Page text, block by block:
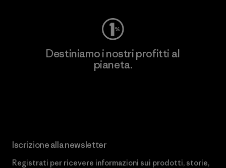
Destiniamo i nostri profitti al
pianeta.
Iscrizione alla newsletter
Registrati per ricevere informazioni sui prodotti, storie,